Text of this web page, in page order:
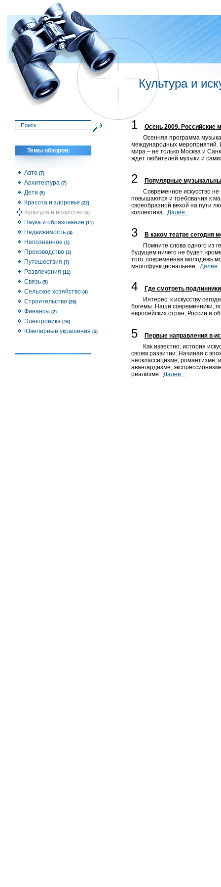
Темы обзоров:
Авто (7)
Архитектура (7)
Дети (5)
Красота и здоровье (22)
Культура и искусство (5)
Наука и образование (11)
Недвижимость (4)
Непознанное (1)
Производство (3)
Путешествия (7)
Развлечения (11)
Связь (5)
Сельское хозяйство (4)
Строительство (26)
Финансы (2)
Электроника (16)
Ювелирные украшения (5)
Культура и
1
Осень 2009. Российские
Осенняя программа
международных мероприятий.
мира – не только Москва и
ждет любителей музыки и
2
Популярные
Современное искусство не
повышаются и требования к
своеобразной вехой на пути
коллектива. Далее...
3
В каком театре сегодня
Помните слова одного из
будущем ничего не будет,
того, современная молодежь
многофункциональнее.
4
Где смотреть
Интерес к искусству
богемы. Наши современники,
европейских стран, России и
5
Первые направления в
Как известно, история
своем развитии. Начиная с
неоклассицизме, романтизме,
авангардизме,
реализме. Далее...